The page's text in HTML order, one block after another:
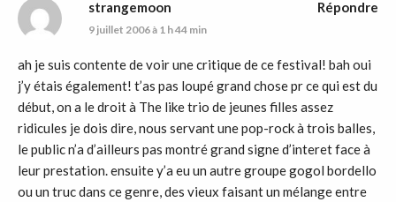
strangemoon
9 juillet 2006 à 1 h 44 min
ah je suis contente de voir une critique de ce festival! bah oui
j’y étais également! t’as pas loupé grand chose pr ce qui est du
début, on a le droit à The like trio de jeunes filles assez
ridicules je dois dire, nous servant une pop-rock à trois balles,
le public n’a d’ailleurs pas montré grand signe d’interet face à
leur prestation. ensuite y’a eu un autre groupe gogol bordello
ou un truc dans ce genre, des vieux faisant un mélange entre
Répondre